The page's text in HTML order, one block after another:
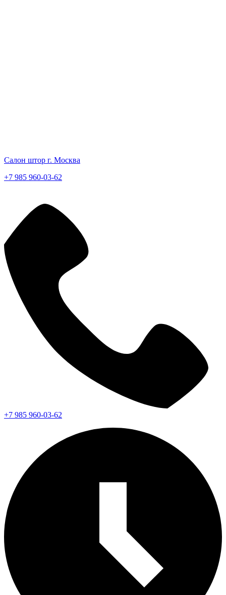
Салон штор г. Москва
+7 985 960-03-62
+7 985 960-03-62